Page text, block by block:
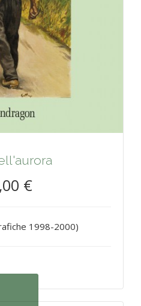
€
1998-2000)